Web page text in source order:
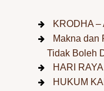
KRODHA –
Makna dan
Tidak Boleh
HARI
HUKUM